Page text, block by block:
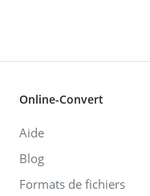
Online-Convert
Aide
Blog
Formats de fichiers